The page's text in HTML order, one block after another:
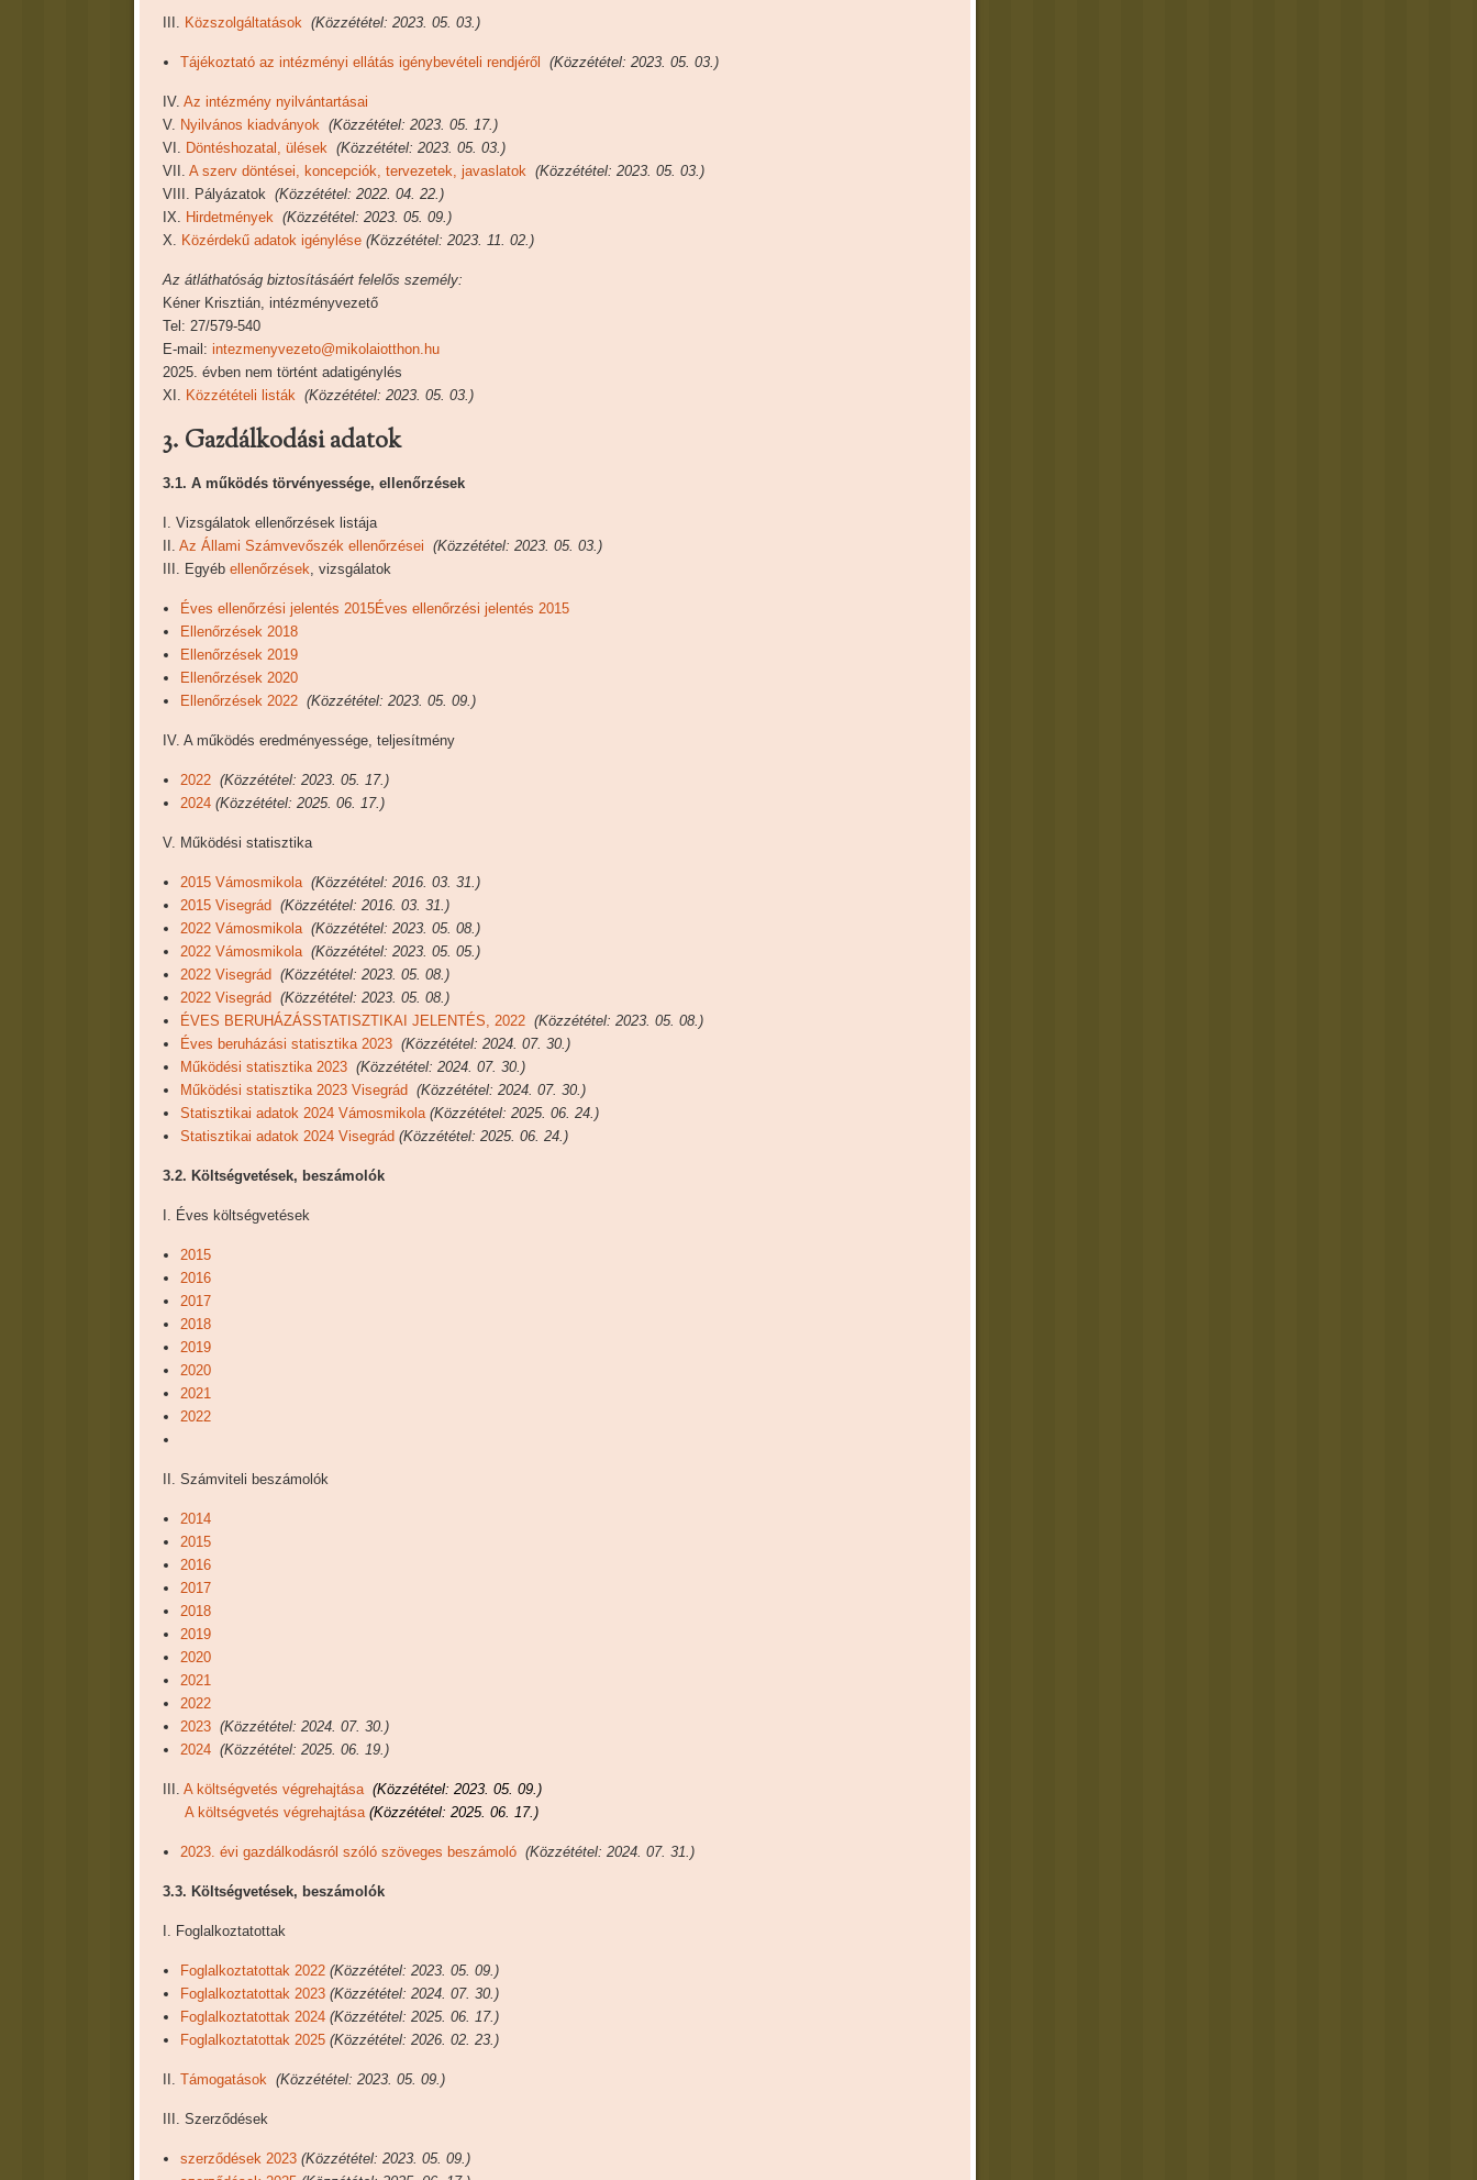
III. Közszolgáltatások (Közzététel: 2023. 05. 03.)
Tájékoztató az intézményi ellátás igénybevételi rendjéről (Közzététel: 2023. 05. 03.)
IV. Az intézmény nyilvántartásai
V. Nyilvános kiadványok (Közzététel: 2023. 05. 17.)
VI. Döntéshozatal, ülések (Közzététel: 2023. 05. 03.)
VII. A szerv döntései, koncepciók, tervezetek, javaslatok (Közzététel: 2023. 05. 03.)
VIII. Pályázatok (Közzététel: 2022. 04. 22.)
IX. Hirdetmények (Közzététel: 2023. 05. 09.)
X. Közérdekű adatok igénylése (Közzététel: 2023. 11. 02.)
Az átláthatóság biztosításáért felelős személy:
Kéner Krisztián, intézményvezető
Tel: 27/579-540
E-mail: intezmenyvezeto@mikolaiotthon. hu
2025. évben nem történt adatigénylés
XI. Közzétételi listák (Közzététel: 2023. 05. 03.)
3. Gazdálkodási adatok
3.1. A működés törvényessége, ellenőrzések
I. Vizsgálatok ellenőrzések listája
Az Állami Számvevőszék ellenőrzései (Közzététel: 2023. 05. 03.)
III. Egyéb ellenőrzések , vizsgálatok
Éves ellenőrzési jelentés 2015Éves ellenőrzési jelentés 2015
Ellenőrzések 2018
Ellenőrzések 2019
Ellenőrzések 2020
Ellenőrzések 2022 (Közzététel: 2023. 05. 09.)
IV. A működés eredményessége, teljesítmény
2022 (Közzététel: 2023. 05. 17.)
2024 (Közzététel: 2025. 06. 17.)
V. Működési statisztika
2015 Vámosmikola (Közzététel: 2016. 03. 31.)
2015 Visegrád (Közzététel: 2016. 03. 31.)
2022 Vámosmikola (Közzététel: 2023. 05. 08.)
2022 Vámosmikola (Közzététel: 2023. 05. 05.)
2022 Visegrád (Közzététel: 2023. 05. 08.)
2022 Visegrád (Közzététel: 2023. 05. 08.)
ÉVES BERUHÁZÁSSTATISZTIKAI JELENTÉS, 2022 (Közzététel: 2023. 05. 08.)
Éves beruházási statisztika 2023 (Közzététel: 2024. 07. 30.)
Működési statisztika 2023 (Közzététel: 2024. 07. 30.)
Működési statisztika 2023 Visegrád (Közzététel: 2024. 07. 30.)
Statisztikai adatok 2024 Vámosmikola (Közzététel: 2025. 06. 24.)
Statisztikai adatok 2024 Visegrád (Közzététel: 2025. 06. 24.)
3.2. Költségvetések, beszámolók
I. Éves költségvetések
2015
2016
2017
2018
2019
2020
2021
2022
II. Számviteli beszámolók
2014
2015
2016
2017
2018
2019
2020
2021
2022
2023 (Közzététel: 2024. 07. 30.)
2024 (Közzététel: 2025. 06. 19.)
A költségvetés végrehajtása (Közzététel: 2023. 05. 09.)
A költségvetés végrehajtása(Közzététel: 2025. 06. 17.)
2023. évi gazdálkodásról szóló szöveges beszámoló (Közzététel: 2024. 07. 31.)
3.3. Költségvetések, beszámolók
I. Foglalkoztatottak
Foglalkoztatottak 2022 (Közzététel: 2023. 05. 09.)
Foglalkoztatottak 2023 (Közzététel: 2024. 07. 30.)
Foglalkoztatottak 2024 (Közzététel: 2025. 06. 17.)
Foglalkoztatottak 2025 (Közzététel: 2026. 02. 23.)
Támogatások (Közzététel: 2023. 05. 09.)
III. Szerződések
szerződések 2023 (Közzététel: 2023. 05. 09.)